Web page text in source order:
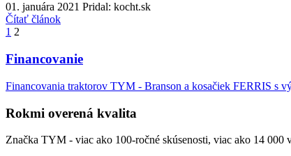
01. januára 2021 Pridal: kocht.sk
Čítať článok
Stránkovanie
príspevkov
1 2
Financovanie
Financovania traktorov TYM - Branson a kosačiek FERRIS s
Rokmi overená kvalita
Značka TYM - viac ako 100-ročné skúsenosti, viac ako 14 000